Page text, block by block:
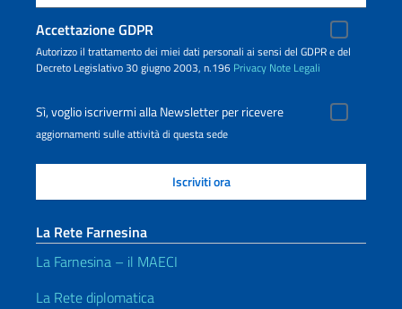
Accettazione GDPR
Autorizzo il trattamento dei miei dati personali ai sensi del GDPR e del
Decreto Legislativo 30 giugno 2003, n.196 Privacy Note Legali
Sì, voglio iscrivermi alla Newsletter per ricevere
aggiornamenti sulle attività di questa sede
La Rete Farnesina
La Farnesina – il MAECI
La Rete diplomatica